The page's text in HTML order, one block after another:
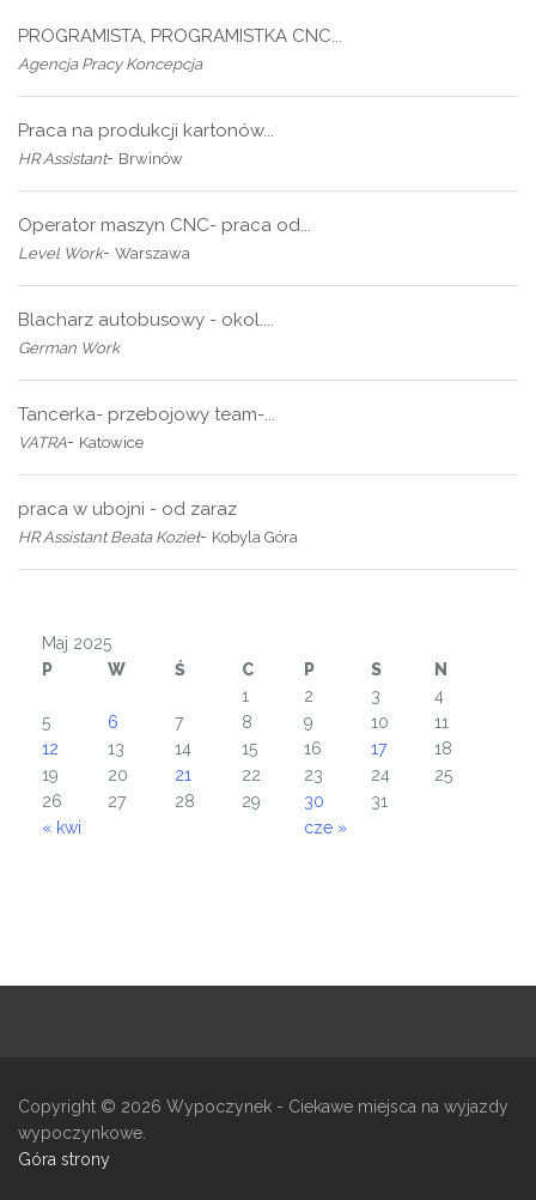
PROGRAMISTA, PROGRAMISTKA CNC...
Agencja Pracy Koncepcja
Praca na produkcji kartonów...
HR Assistant- Brwinów
Operator maszyn CNC- praca od...
Level Work- Warszawa
Blacharz autobusowy - okol....
German Work
Tancerka- przebojowy team-...
VATRA- Katowice
praca w ubojni - od zaraz
HR Assistant Beata Kozieł- Kobyla Góra
Maj 2025
P
W Ś C P S N
« kwi cze »
1 2 3
4
5
6 7 8 9 10
11
12
13 14 15 16 17
18
19
20 21 22 23 24
25
26
27 28 29 30 31
Copyright © 2026 Wypoczynek - Ciekawe miejsca na wyjazdy
wypoczynkowe.
Góra strony